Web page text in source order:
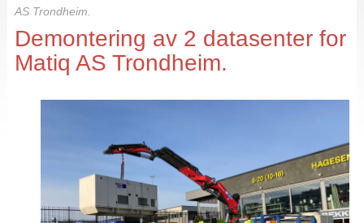
AS Trondheim.
Demontering av 2 datasenter for
Matiq AS Trondheim.